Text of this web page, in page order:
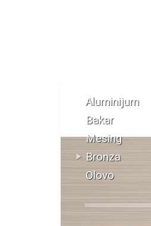
Aluminijum
Bakar
Mesing
Bronza
Olovo